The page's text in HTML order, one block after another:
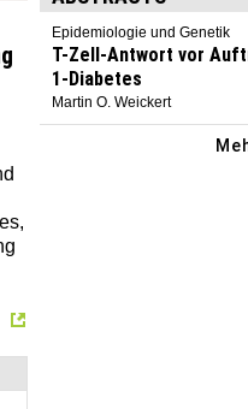
Epidemiologie und Genetik
T-Zell-Antwort vor
1-Diabetes
Martin O. Weickert